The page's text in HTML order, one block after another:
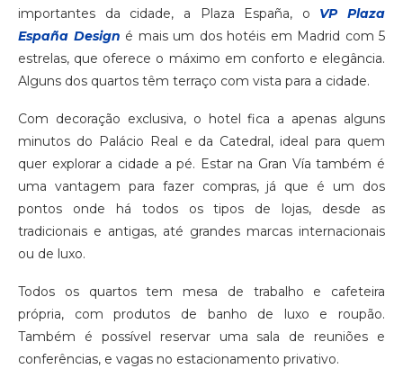
importantes da cidade, a Plaza España, o VP Plaza
España Design é mais um dos hotéis em Madrid com 5
estrelas, que oferece o máximo em conforto e elegância.
Alguns dos quartos têm terraço com vista para a cidade.
Com decoração exclusiva, o hotel fica a apenas alguns
minutos do Palácio Real e da Catedral, ideal para quem
quer explorar a cidade a pé. Estar na Gran Vía também é
uma vantagem para fazer compras, já que é um dos
pontos onde há todos os tipos de lojas, desde as
tradicionais e antigas, até grandes marcas internacionais
ou de luxo.
Todos os quartos tem mesa de trabalho e cafeteira
própria, com produtos de banho de luxo e roupão.
Também é possível reservar uma sala de reuniões e
conferências, e vagas no estacionamento privativo.